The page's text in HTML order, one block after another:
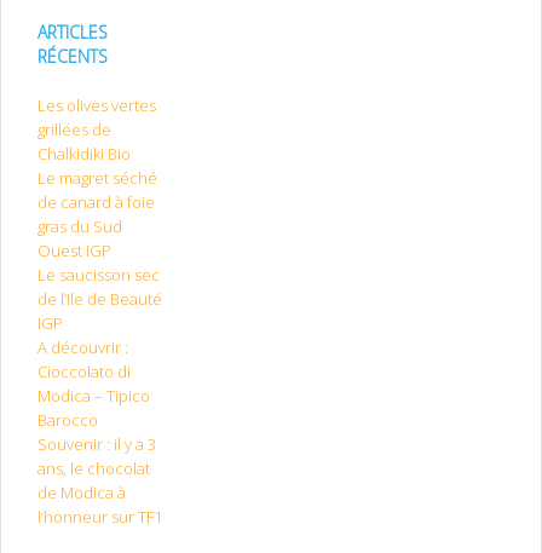
ARTICLES
RÉCENTS
Les olives vertes
grillées de
Chalkidiki Bio
Le magret séché
de canard à foie
gras du Sud
Ouest IGP
Le saucisson sec
de l’Ile de Beauté
IGP
A découvrir :
Cioccolato di
Modica – Tipico
Barocco
Souvenir : il y a 3
ans, le chocolat
de Modica à
l’honneur sur TF1